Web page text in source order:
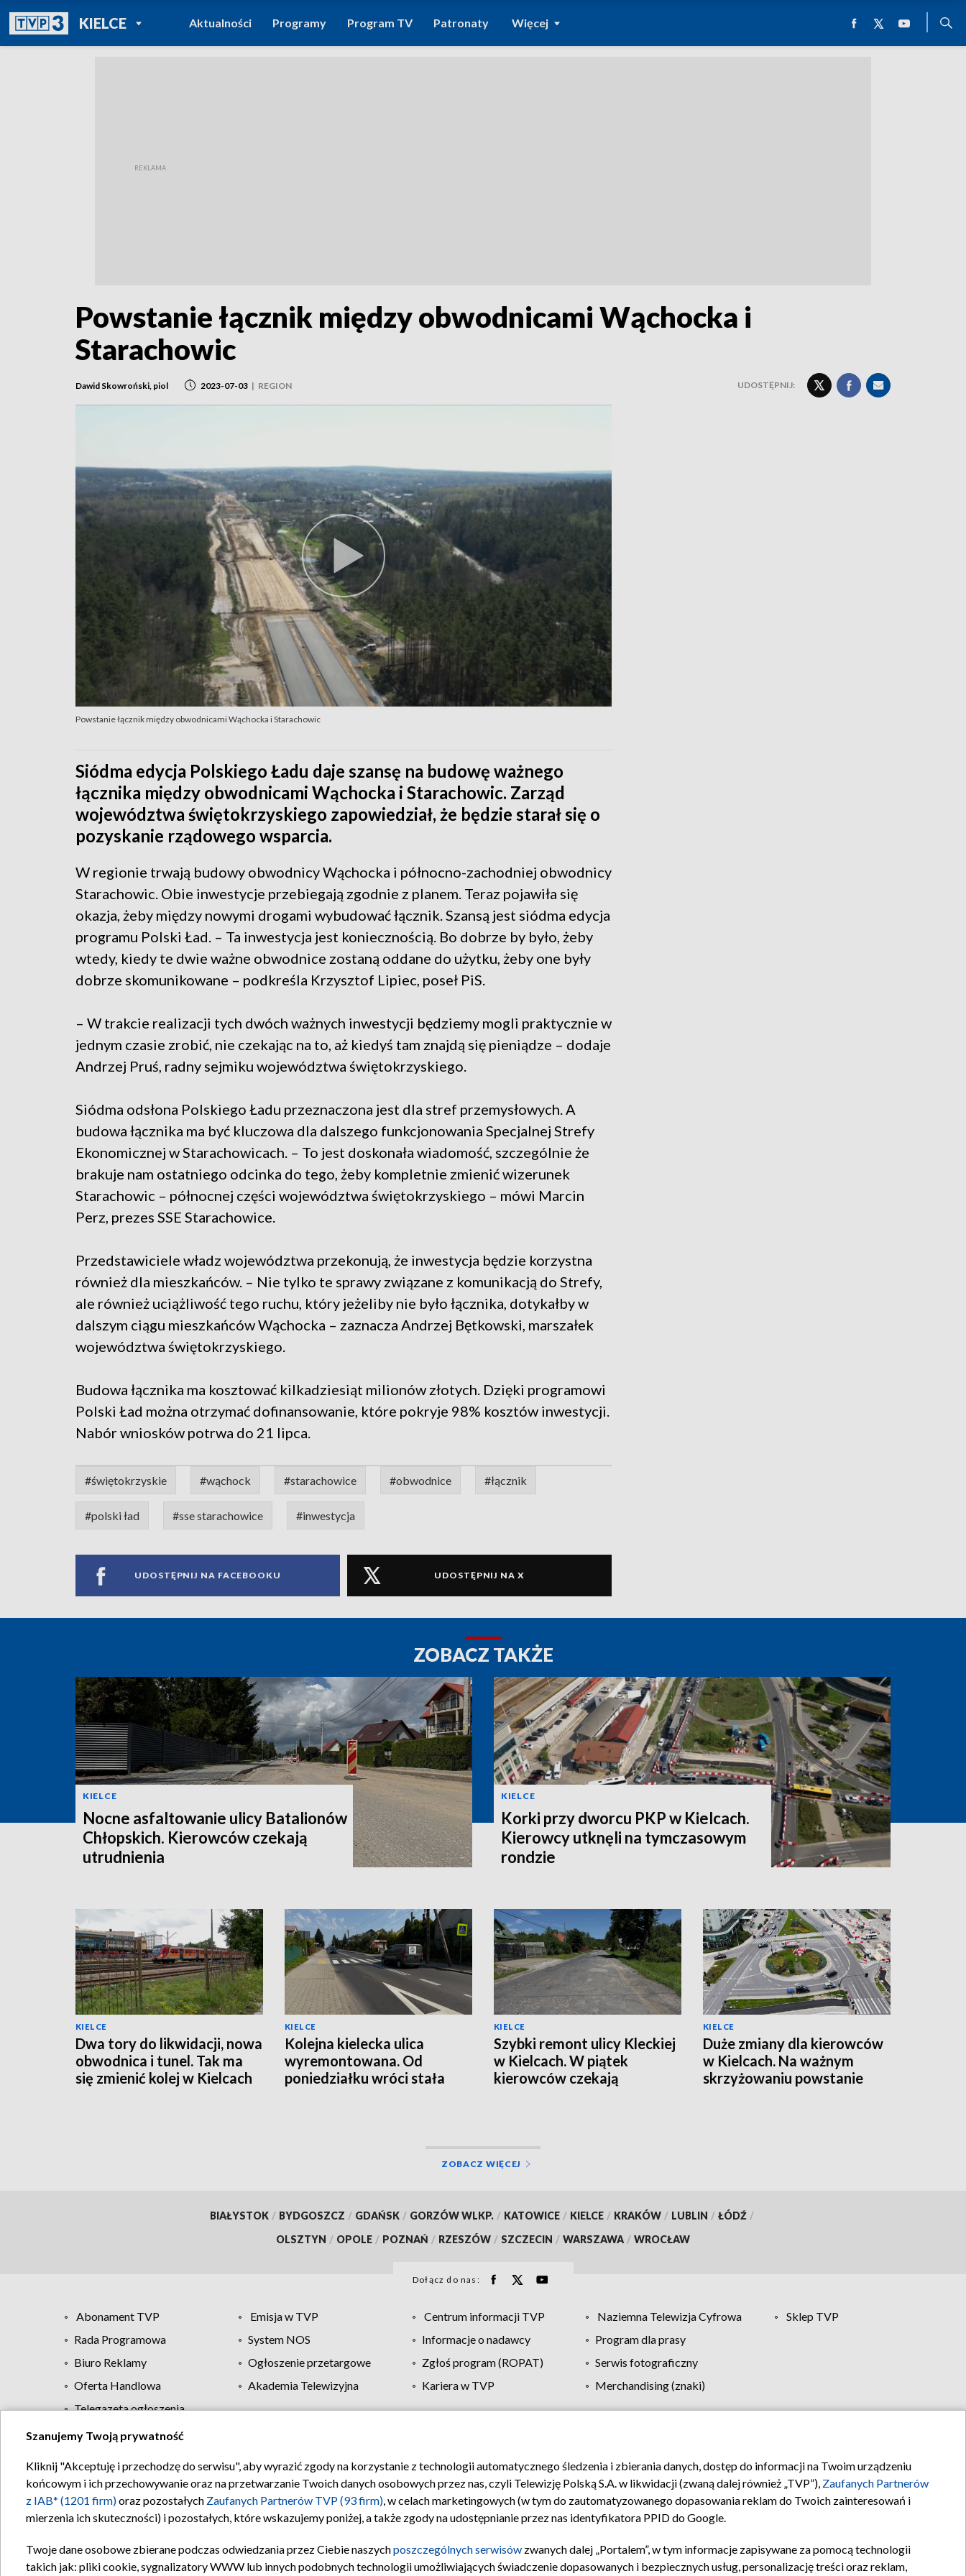
KIELCEPOWRÓT DO
TVP REGIONY
Aktualności Programy Program TV Patronaty Więcej
Powstanie łącznik między obwodnicami Wąchocka i
Starachowic
Dawid Skowroński, piol 2023-07-03 | REGION UDOSTĘPNIJ:
Powstanie łącznik między obwodnicami Wąchocka i Starachowic
Siódma edycja Polskiego Ładu daje szansę na budowę ważnego
łącznika między obwodnicami Wąchocka i Starachowic. Zarząd
województwa świętokrzyskiego zapowiedział, że będzie starał się o
pozyskanie rządowego wsparcia.
W regionie trwają budowy obwodnicy Wąchocka i północno-zachodniej obwodnicy
Starachowic. Obie inwestycje przebiegają zgodnie z planem. Teraz pojawiła się
okazja, żeby między nowymi drogami wybudować łącznik. Szansą jest siódma edycja
programu Polski Ład. – Ta inwestycja jest koniecznością. Bo dobrze by było, żeby
wtedy, kiedy te dwie ważne obwodnice zostaną oddane do użytku, żeby one były
dobrze skomunikowane – podkreśla Krzysztof Lipiec, poseł PiS.
– W trakcie realizacji tych dwóch ważnych inwestycji będziemy mogli praktycznie w
jednym czasie zrobić, nie czekając na to, aż kiedyś tam znajdą się pieniądze – dodaje
Andrzej Pruś, radny sejmiku województwa świętokrzyskiego.
Siódma odsłona Polskiego Ładu przeznaczona jest dla stref przemysłowych. A
budowa łącznika ma być kluczowa dla dalszego funkcjonowania Specjalnej Strefy
Ekonomicznej w Starachowicach. – To jest doskonała wiadomość, szczególnie że
brakuje nam ostatniego odcinka do tego, żeby kompletnie zmienić wizerunek
Starachowic – północnej części województwa świętokrzyskiego – mówi Marcin
Perz, prezes SSE Starachowice.
Przedstawiciele władz województwa przekonują, że inwestycja będzie korzystna
również dla mieszkańców. – Nie tylko te sprawy związane z komunikacją do Strefy,
ale również uciążliwość tego ruchu, który jeżeliby nie było łącznika, dotykałby w
dalszym ciągu mieszkańców Wąchocka – zaznacza Andrzej Bętkowski, marszałek
województwa świętokrzyskiego.
Budowa łącznika ma kosztować kilkadziesiąt milionów złotych. Dzięki programowi
Polski Ład można otrzymać dofinansowanie, które pokryje 98% kosztów inwestycji.
Nabór wniosków potrwa do 21 lipca.
#świętokrzyskie #wąchock #starachowice #obwodnice #łącznik
#polski ład #sse starachowice #inwestycja
UDOSTĘPNIJ NA FACEBOOKU UDOSTĘPNIJ NA X
ZOBACZ TAKŻE
KIELCE
Nocne asfaltowanie ulicy Batalionów
Chłopskich. Kierowców czekają
utrudnienia
KIELCE
Korki przy dworcu PKP w Kielcach.
Kierowcy utknęli na tymczasowym
rondzie
KIELCE
Dwa tory do likwidacji, nowa
obwodnica i tunel. Tak ma
się zmienić kolej w Kielcach
KIELCE
Kolejna kielecka ulica
wyremontowana. Od
poniedziałku wróci stała
KIELCE
Szybki remont ulicy Kleckiej
w Kielcach. W piątek
kierowców czekają
KIELCE
Duże zmiany dla kierowców
w Kielcach. Na ważnym
skrzyżowaniu powstanie
ZOBACZ WIĘCEJ
BIAŁYSTOK / BYDGOSZCZ / GDAŃSK / GORZÓW WLKP. / KATOWICE / KIELCE / KRAKÓW / LUBLIN / ŁÓDŹ /
OLSZTYN / OPOLE / POZNAŃ / RZESZÓW / SZCZECIN / WARSZAWA / WROCŁAW
Dołącz do nas:
Abonament TVP Emisja w TVP Centrum informacji TVP Naziemna Telewizja Cyfrowa
Sklep TVP
Rada Programowa
System NOS Informacje o nadawcy
Program dla prasy
Biuro Reklamy
Ogłoszenie przetargowe Zgłoś program (ROPAT)
Serwis fotograficzny
Oferta Handlowa
Akademia Telewizyjna Kariera w TVP
Merchandising (znaki)
Telegazeta ogłoszenia
Regulamin TVP Polityka prywatności Moje zgody Pomoc Biuro reklamy Kontakt
Szanujemy Twoją prywatność
Kliknij "Akceptuję i przechodzę do serwisu", aby wyrazić zgody na korzystanie z technologii automatycznego śledzenia i zbierania danych, dostęp do informacji na Twoim urządzeniu
końcowym i ich przechowywanie oraz na przetwarzanie Twoich danych osobowych przez nas, czyli Telewizję Polską S.A. w likwidacji (zwaną dalej również „TVP”), Zaufanych Partnerów
z IAB* (1201 firm)oraz pozostałych Zaufanych Partnerów TVP (93 firm), w celach marketingowych (w tym do zautomatyzowanego dopasowania reklam do Twoich zainteresowań i
mierzenia ich skuteczności) i pozostałych, które wskazujemy poniżej, a także zgody na udostępnianie przez nas identyfikatora PPID do Google.
Twoje dane osobowe zbierane podczas odwiedzania przez Ciebie naszychposzczególnych serwisów zwanych dalej „Portalem”, w tym informacje zapisywane za pomocą technologii
takich jak: pliki cookie, sygnalizatory WWW lub innych podobnych technologii umożliwiających świadczenie dopasowanych i bezpiecznych usług, personalizację treści oraz reklam,